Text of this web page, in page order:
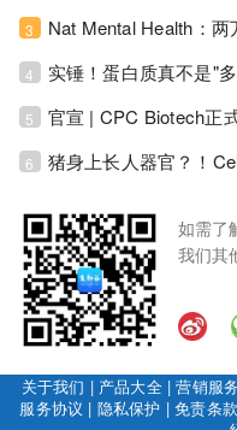
3
4
5
6
如需了
我们其
关于我们 | 产品大全|营销服务
服务协议 | 隐私保护 |免责条款